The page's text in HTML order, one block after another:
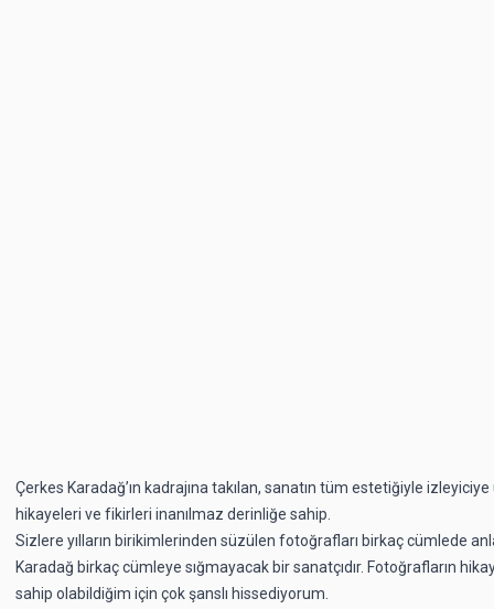
Çerkes Karadağ’ın kadrajına takılan, sanatın tüm estetiğiyle
hikayeleri ve fikirleri inanılmaz derinliğe sahip.
Sizlere yılların birikimlerinden süzülen fotoğrafları birkaç cümlede
Karadağ birkaç cümleye sığmayacak bir sanatçıdır. Fotoğrafların
sahip olabildiğim için çok şanslı hissediyorum.